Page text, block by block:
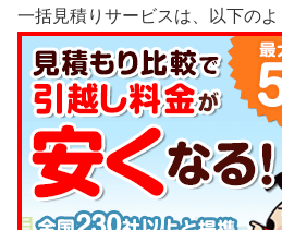
一括見積りサービスは、以下のよ